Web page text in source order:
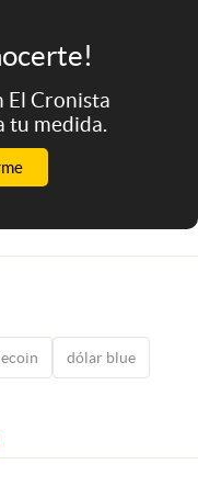
El Cronista
tu medida.
dólar blue